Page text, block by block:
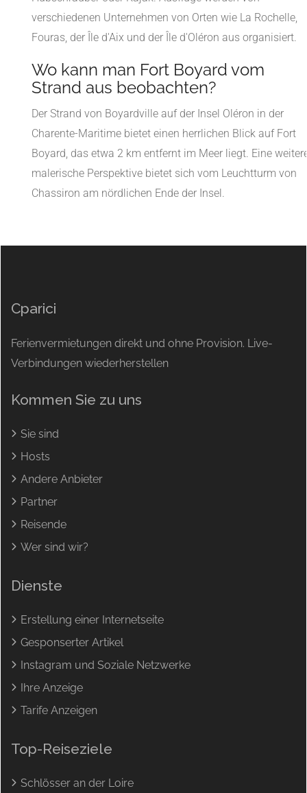
verschiedenen Unternehmen von Orten wie La Rochelle,
Fouras, der Île d'Aix und der Île d'Oléron aus organisiert.
Wo kann man Fort Boyard vom
Strand aus beobachten?
Der Strand von Boyardville auf der Insel Oléron in der
Charente-Maritime bietet einen herrlichen Blick auf Fort
Boyard, das etwa 2 km entfernt im Meer liegt. Eine
malerische Perspektive bietet sich vom Leuchtturm von
Chassiron am nördlichen Ende der Insel.
Cparici
Ferienvermietungen direkt und ohne Provision. Live-
Verbindungen wiederherstellen
Kommen Sie zu uns
Sie sind
Hosts
Andere Anbieter
Partner
Reisende
Wer sind wir?
Dienste
Erstellung einer Internetseite
Gesponserter Artikel
Instagram und Soziale Netzwerke
Ihre Anzeige
Tarife Anzeigen
Top-Reiseziele
Schlösser an der Loire